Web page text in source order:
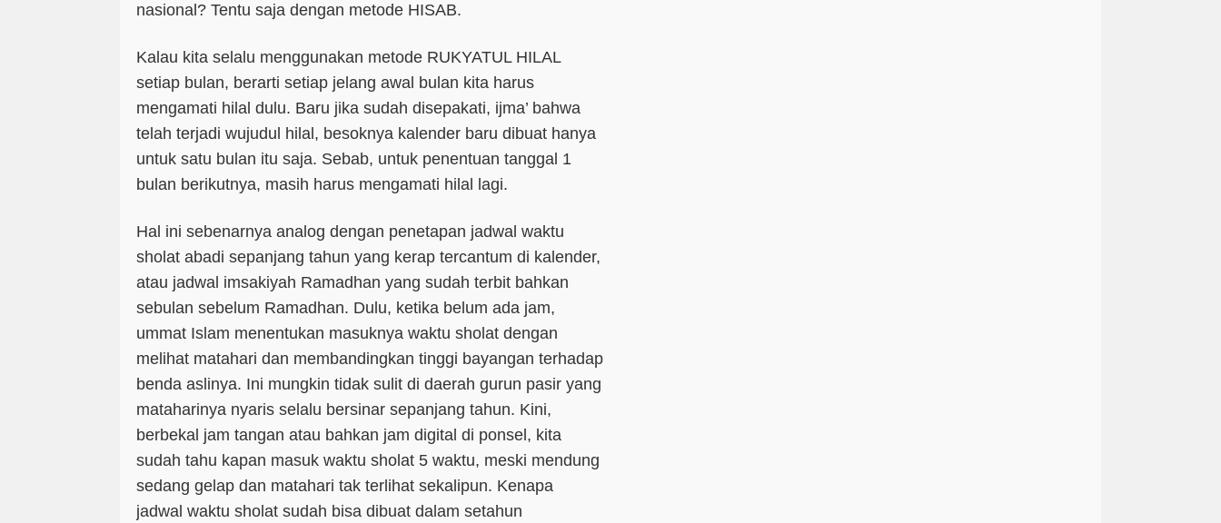
nasional? Tentu saja dengan metode HISAB.
Kalau kita selalu menggunakan metode RUKYATUL HILAL
setiap bulan, berarti setiap jelang awal bulan kita harus
mengamati hilal dulu. Baru jika sudah disepakati, ijma’ bahwa
telah terjadi wujudul hilal, besoknya kalender baru dibuat hanya
untuk satu bulan itu saja. Sebab, untuk penentuan tanggal 1
bulan berikutnya, masih harus mengamati hilal lagi.
Hal ini sebenarnya analog dengan penetapan jadwal waktu
sholat abadi sepanjang tahun yang kerap tercantum di kalender,
atau jadwal imsakiyah Ramadhan yang sudah terbit bahkan
sebulan sebelum Ramadhan. Dulu, ketika belum ada jam,
ummat Islam menentukan masuknya waktu sholat dengan
melihat matahari dan membandingkan tinggi bayangan terhadap
benda aslinya. Ini mungkin tidak sulit di daerah gurun pasir yang
mataharinya nyaris selalu bersinar sepanjang tahun. Kini,
berbekal jam tangan atau bahkan jam digital di ponsel, kita
sudah tahu kapan masuk waktu sholat 5 waktu, meski mendung
sedang gelap dan matahari tak terlihat sekalipun. Kenapa
jadwal waktu sholat sudah bisa dibuat dalam setahun